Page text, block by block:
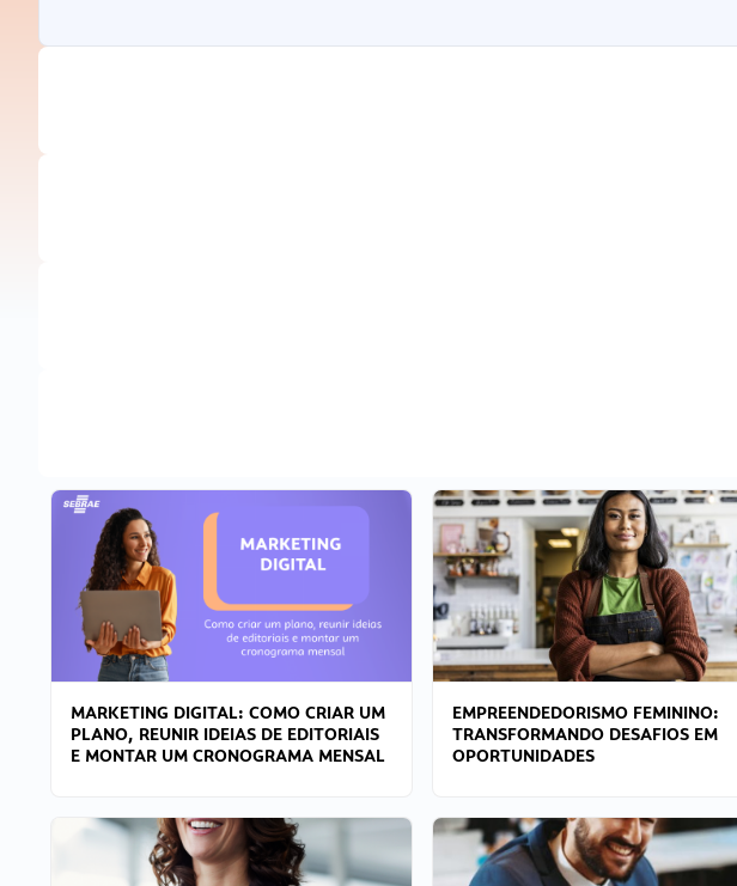
MARKETING DIGITAL: COMO CRIAR UM
PLANO, REUNIR IDEIAS DE EDITORIAIS
E MONTAR UM CRONOGRAMA MENSAL
EMPREENDEDORISMO FEMININO:
TRANSFORMANDO DESAFIOS EM
OPORTUNIDADES